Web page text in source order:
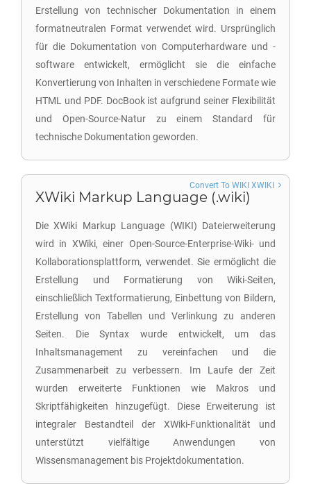
Erstellung von technischer Dokumentation in einem
formatneutralen Format verwendet wird. Ursprünglich
für die Dokumentation von Computerhardware und -
software entwickelt, ermöglicht sie die einfache
Konvertierung von Inhalten in verschiedene Formate wie
HTML und PDF. DocBook ist aufgrund seiner Flexibilität
und Open-Source-Natur zu einem Standard für
technische Dokumentation geworden.
XWiki Markup Language (.wiki)
Die XWiki Markup Language (WIKI) Dateierweiterung
wird in XWiki, einer Open-Source-Enterprise-Wiki- und
Kollaborationsplattform, verwendet. Sie ermöglicht die
Erstellung und Formatierung von Wiki-Seiten,
einschließlich Textformatierung, Einbettung von Bildern,
Erstellung von Tabellen und Verlinkung zu anderen
Seiten. Die Syntax wurde entwickelt, um das
Inhaltsmanagement zu vereinfachen und die
Zusammenarbeit zu verbessern. Im Laufe der Zeit
wurden erweiterte Funktionen wie Makros und
Skriptfähigkeiten hinzugefügt. Diese Erweiterung ist
integraler Bestandteil der XWiki-Funktionalität und
unterstützt vielfältige Anwendungen von
Wissensmanagement bis Projektdokumentation.
Convert To WIKI XWIKI